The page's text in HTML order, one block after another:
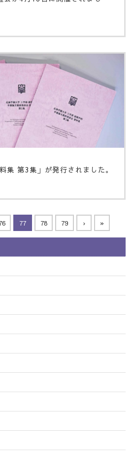
集 第3集」が発行されました。
77 78 79 › »